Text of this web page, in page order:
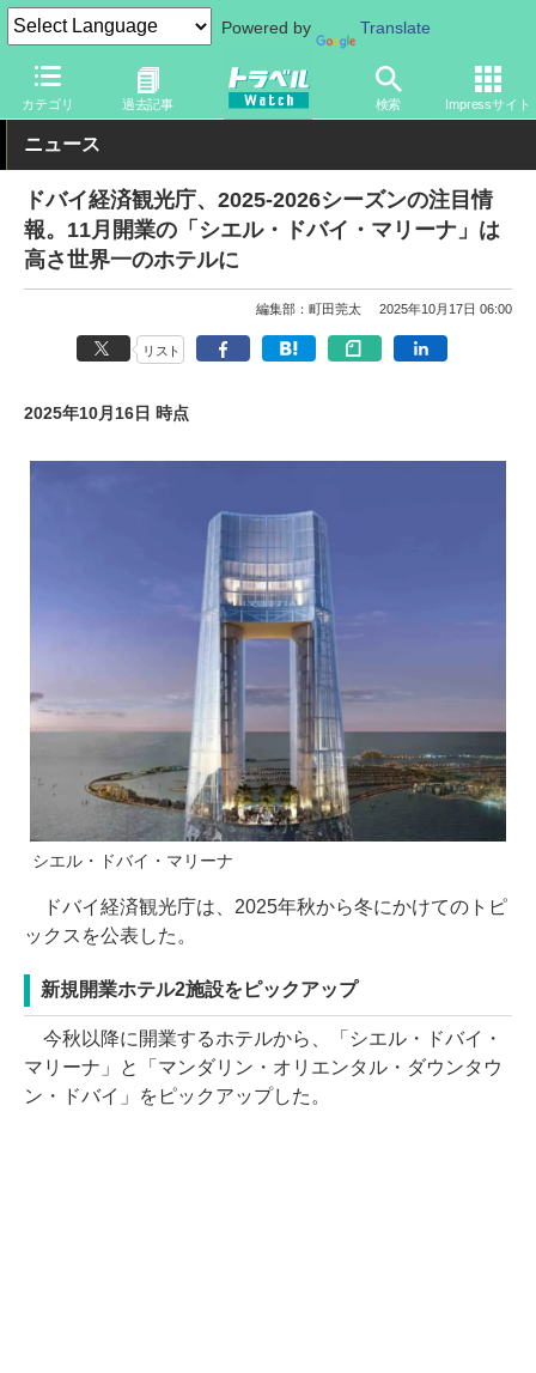
Powered by Translate
カテゴリ 過去記事 検索 Impressサイト
トラベル Watch 地域 海外旅行 中東・アフリカ
ニュース
ドバイ経済観光庁、2025-2026シーズンの注目情
報。11月開業の「シエル・ドバイ・マリーナ」は
高さ世界一のホテルに
編集部：町田莞太 2025年10月17日 06:00
リスト
2025年10月16日 時点
シエル・ドバイ・マリーナ
ドバイ経済観光庁は、2025年秋から冬にかけてのトピ
ックスを公表した。
新規開業ホテル2施設をピックアップ
今秋以降に開業するホテルから、「シエル・ドバイ・
マリーナ」と「マンダリン・オリエンタル・ダウンタウ
ン・ドバイ」をピックアップした。